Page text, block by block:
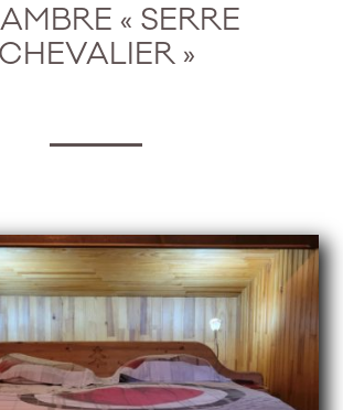
« SERRE
CHEVALIER »